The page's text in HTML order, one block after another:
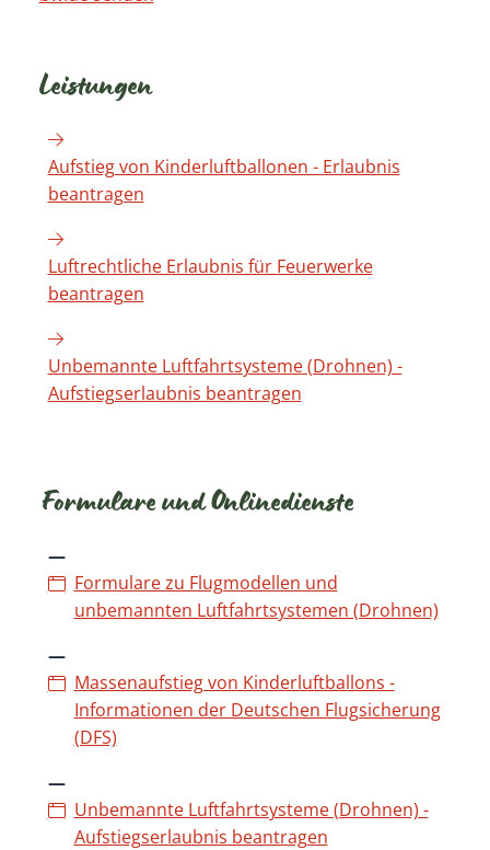
Leistungen
Aufstieg von Kinderluftballonen - Erlaubnis
beantragen
Luftrechtliche Erlaubnis für Feuerwerke
beantragen
Unbemannte Luftfahrtsysteme (Drohnen) -
Aufstiegserlaubnis beantragen
Formulare und Onlinedienste
Formulare zu Flugmodellen und
unbemannten Luftfahrtsystemen (Drohnen)
Massenaufstieg von Kinderluftballons -
Informationen der Deutschen Flugsicherung
(DFS)
Unbemannte Luftfahrtsysteme (Drohnen) -
Aufstiegserlaubnis beantragen